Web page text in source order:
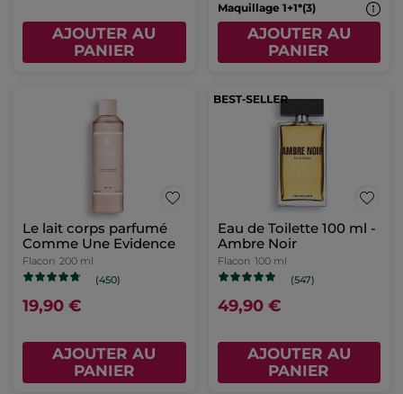
AJOUTER AU
PANIER
Maquillage 1+1*(3)
AJOUTER AU
PANIER
Le lait corps parfumé
Comme Une Evidence
Flacon 200 ml
(450)
19,90 €
AJOUTER AU
PANIER
Eau de Toilette 100 ml -
Ambre Noir
Flacon 100 ml
(547)
49,90 €
AJOUTER AU
PANIER